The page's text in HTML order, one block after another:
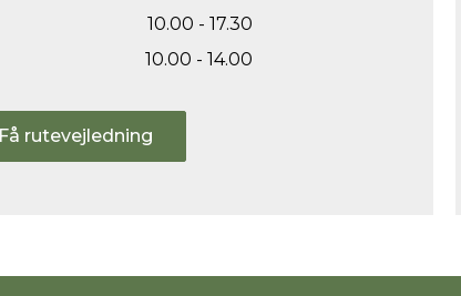
10.00 - 17.30
10.00 - 14.00
Få rutevejledning